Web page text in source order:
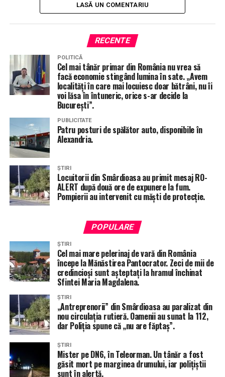
Se caută dovezi pentru documentul CSAT! Percheziții la
tiktokeri și la omul care a finanțat campania lui
Georgescu!
LASĂ UN COMENTARIU
RECENTE
POLITICĂ
Cel mai tânăr primar din România nu vrea să
facă economie stingând lumina în sate. „Avem
localități în care mai locuiesc doar bătrâni, nu îi
voi lăsa în întuneric, orice s-ar decide la
București”.
PUBLICITATE
Patru posturi de spălător auto, disponibile în
Alexandria.
ȘTIRI
Locuitorii din Smârdioasa au primit mesaj RO-
ALERT după două ore de expunere la fum.
Pompierii au intervenit cu măști de protecție.
POPULARE
ȘTIRI
Cel mai mare pelerinaj de vară din România
începe la Mănăstirea Pantocrator. Zeci de mii de
credincioși sunt așteptați la hramul închinat
Sfintei Maria Magdalena.
ȘTIRI
„Antreprenorii” din Smârdioasa au paralizat din
nou circulația rutieră. Oamenii au sunat la 112,
dar Poliția spune că „nu are făptaș”.
ȘTIRI
Mister pe DN6, în Teleorman. Un tânăr a fost
găsit mort pe marginea drumului, iar polițiștii
sunt în alertă.